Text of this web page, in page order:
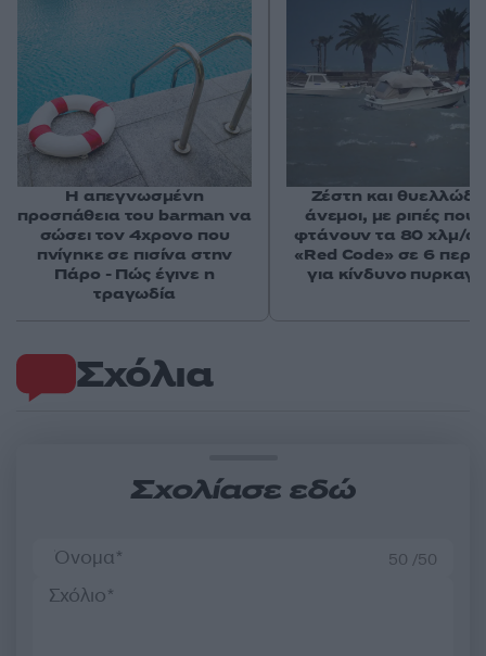
Σχόλια
Σχολίασε εδώ
50 /50
Η απεγνωσμένη
προσπάθεια του barman να
σώσει τον 4χρονο που
πνίγηκε σε πισίνα στην
Πάρο - Πώς έγινε η
τραγωδία
Ζέστη και
άνεμοι, με ριπές που
φτάνουν τα 80 χλμ/
«Red Code» σε 6
για κίνδυνο